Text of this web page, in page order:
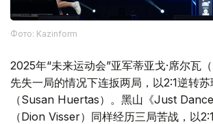
Фото: Kazinform
2025年“未来运动会”亚军蒂亚戈·席尔瓦
先失一局的情况下连扳两局，以2:1逆转苏
（Susan Huertas）。黑山《Just
（Dion Visser）同样经历三局苦战，以